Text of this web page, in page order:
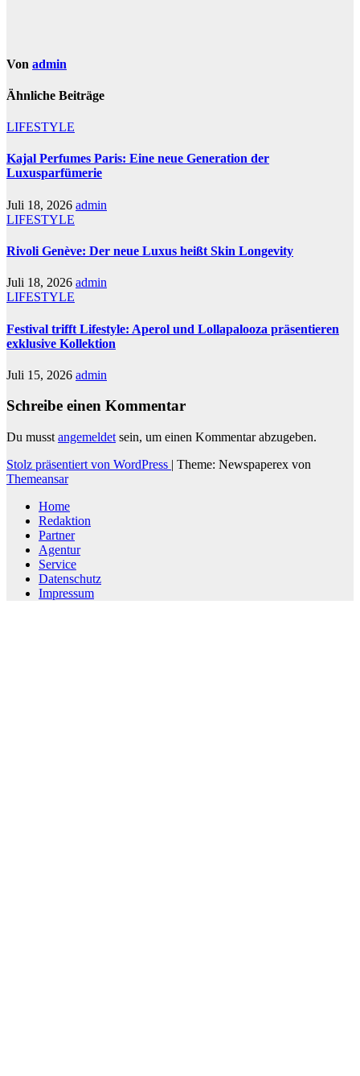
Von admin
Ähnliche Beiträge
LIFESTYLE
Kajal Perfumes Paris: Eine neue Generation der
Luxusparfümerie
Juli 18, 2026 admin
LIFESTYLE
Rivoli Genève: Der neue Luxus heißt Skin Longevity
Juli 18, 2026 admin
LIFESTYLE
Festival trifft Lifestyle: Aperol und Lollapalooza präsentieren
exklusive Kollektion
Juli 15, 2026 admin
Schreibe einen Kommentar
Du musst angemeldet sein, um einen Kommentar abzugeben.
Stolz präsentiert von WordPress | Theme: Newspaperex von
Themeansar
Home
Redaktion
Partner
Agentur
Service
Datenschutz
Impressum